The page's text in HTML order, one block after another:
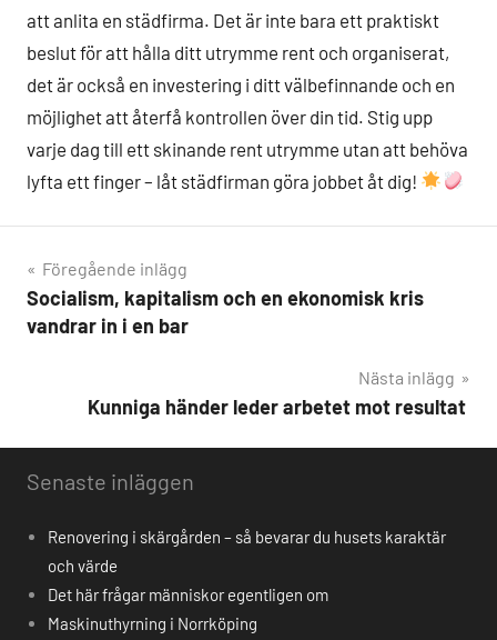
att anlita en städfirma. Det är inte bara ett praktiskt
beslut för att hålla ditt utrymme rent och organiserat,
det är också en investering i ditt välbefinnande och en
möjlighet att återfå kontrollen över din tid. Stig upp
varje dag till ett skinande rent utrymme utan att behöva
lyfta ett finger – låt städfirman göra jobbet åt dig!
Inläggsnavigering
Föregående inlägg
Socialism, kapitalism och en ekonomisk kris
vandrar in i en bar
Nästa inlägg
Kunniga händer leder arbetet mot resultat
Senaste inläggen
Renovering i skärgården – så bevarar du husets karaktär
och värde
Det här frågar människor egentligen om
Maskinuthyrning i Norrköping